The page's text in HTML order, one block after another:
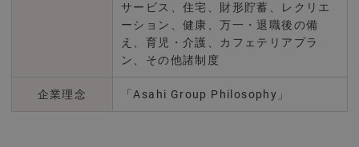
サービス、住宅、財形貯蓄、レクリエ
ーション、健康、万一・退職後の備
え、育児・介護、カフェテリアプラ
ン、その他諸制度
企業理念 「Asahi Group Philosophy」